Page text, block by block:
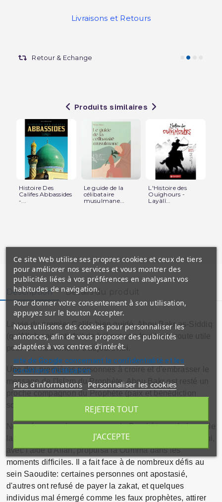
Livraisons et Retours
Retour & Echange
Produits similaires
Histoire Des
Califes Abbassides
-...
Le guide de la
célibataire
musulmane...
L'Histoire des
Ouïghours -
Layâlî...
Description Détails du produit
La vie du premier Calife bien guidé, Abou Bakr as-Siddiq
(qu'Allah soit satisfait de lui) est une feuille de route utile
pour les musulmans d'aujourd'hui.
Une des premières personnes à croire et d'embrasser le
message de l'Islam du Prophète, Abou Bakr est resté un
soient sur lui) tout au long de la vie du Prophète.
Nommé comme le successeur du Prophète sur la base de
la consultation, Abou Bakr avéré être un grand leader qui,
avec l'aide d'Allah, propulsa la Oumma dans les
moments difficiles. Il a fait face à de nombreux défis au
sein Saoudite: certaines personnes ont apostasié,
d'autres ont refusé de payer la zakat, et quelques
individus mal émergé comme les faux prophètes, attirer
Ce site Web utilise ses propres cookies et ceux de tiers
pour améliorer nos services et vous montrer des
publicités liées à vos préférences en analysant vos
habitudes de navigation.
Pour donner votre consentement à son utilisation,
appuyez sur le bouton Accepter.
Nous utilisons des cookies pour personnaliser les
annonces, afin de vous proposer des publicités
adaptées à vos centres d'intérêt.
site de Google concernant la confidentialité et les
conditions d'utilisation
Plus d'informations Personnaliser les cookies
REJETER TOUT
J'ACCEPTE